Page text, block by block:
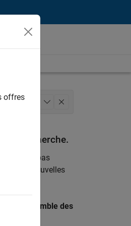
de recherche.
trouvez pas
des nouvelles
l’ensemble des
offres